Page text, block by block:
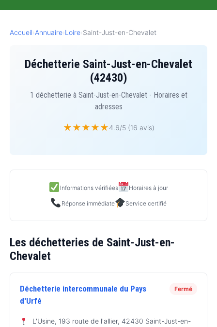
Accueil›Annuaire›Loire›Saint-Just-en-Chevalet
Déchetterie Saint-Just-en-Chevalet
(42430)
1 déchetterie à Saint-Just-en-Chevalet - Horaires et
adresses
★★★★★4.6/5 (16 avis)
Informations vérifiées Horaires à jour
Réponse immédiate Service certifié
Les déchetteries de Saint-Just-en-
Chevalet
Déchetterie intercommunale du Pays
d'Urfé
Fermé
L'Usine, 193 route de l'allier, 42430 Saint-Just-en-